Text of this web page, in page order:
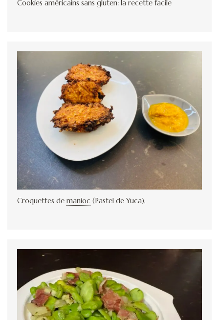
Cookies américains sans gluten: la recette facile
Croquettes de manioc (Pastel de Yuca),